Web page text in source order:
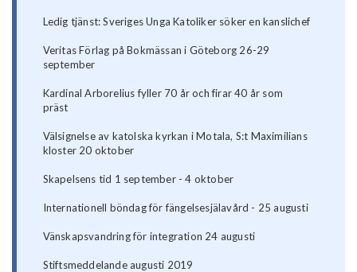
Ledig tjänst: Sveriges Unga Katoliker söker en kanslichef
Veritas Förlag på Bokmässan i Göteborg 26-29
september
Kardinal Arborelius fyller 70 år och firar 40 år som
präst
Välsignelse av katolska kyrkan i Motala, S:t Maximilians
kloster 20 oktober
Skapelsens tid 1 september - 4 oktober
Internationell böndag för fängelsesjälavård - 25 augusti
Vänskapsvandring för integration 24 augusti
Stiftsmeddelande augusti 2019